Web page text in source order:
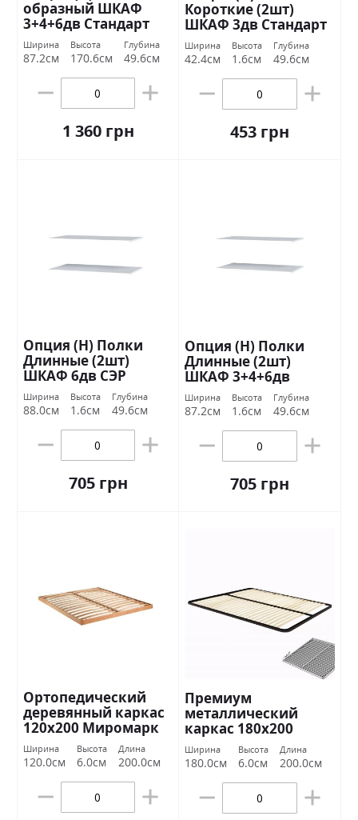
образный ШКАФ
3+4+6дв Стандарт
Ширина
87.2см
Высота
170.6см
Глубина
49.6см
1 360 грн
Короткие (2шт)
ШКАФ 3дв Стандарт
Ширина
42.4см
Высота
1.6см
Глубина
49.6см
453 грн
Опция (Н) Полки
Длинные (2шт)
ШКАФ 6дв СЭР
ОТСОК Стандарт
Ширина
88.0см
Высота
1.6см
Глубина
49.6см
705 грн
Опция (Н) Полки
Длинные (2шт)
ШКАФ 3+4+6дв
Стандарт
Ширина
87.2см
Высота
1.6см
Глубина
49.6см
705 грн
Ортопедический
деревянный каркас
120х200 Миромарк
Ширина
120.0см
Высота
6.0см
Длина
200.0см
Премиум
металлический
каркас 180х200
Миромарк
Ширина
180.0см
Высота
6.0см
Длина
200.0см